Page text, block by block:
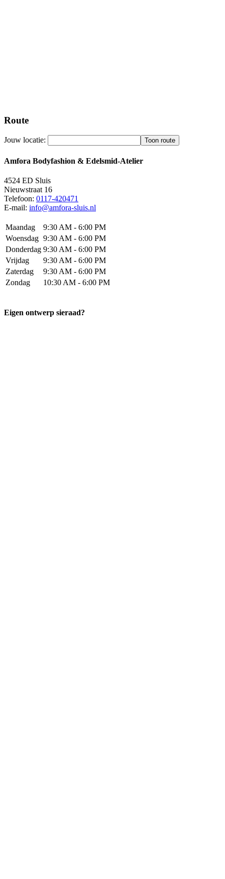
Route
Jouw locatie:
Amfora Bodyfashion & Edelsmid-Atelier
4524 ED Sluis
Nieuwstraat 16
Telefoon: 0117-420471
E-mail: info@amfora-sluis.nl
Maandag
9:30 AM - 6:00 PM
Woensdag 9:30 AM - 6:00 PM
Donderdag 9:30 AM - 6:00 PM
Vrijdag
9:30 AM - 6:00 PM
Zaterdag
9:30 AM - 6:00 PM
Zondag
10:30 AM - 6:00 PM
Eigen ontwerp sieraad?